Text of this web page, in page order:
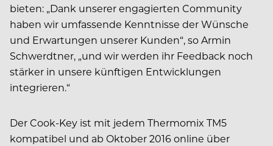
bieten: „Dank unserer engagierten Community
haben wir umfassende Kenntnisse der Wünsche
und Erwartungen unserer Kunden“, so Armin
Schwerdtner, „und wir werden ihr Feedback noch
stärker in unsere künftigen Entwicklungen
integrieren.“
Der Cook-Key ist mit jedem Thermomix TM5
kompatibel und ab Oktober 2016 online über